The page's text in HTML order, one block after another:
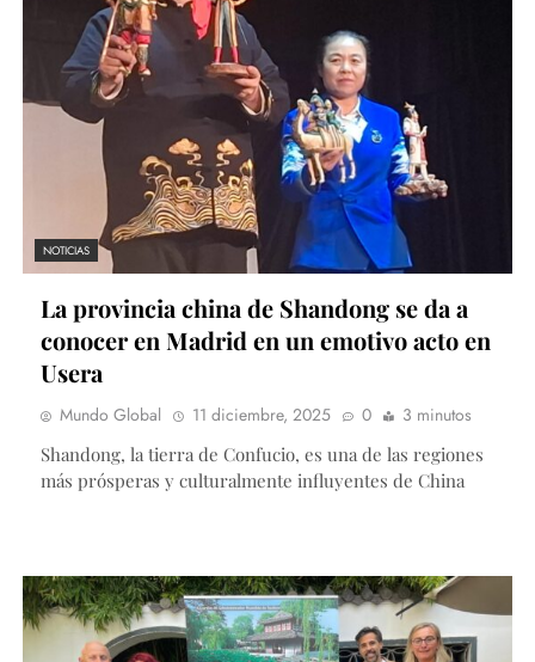
NOTICIAS
La provincia china de Shandong se da a
conocer en Madrid en un emotivo acto en
Usera
Mundo Global 11 diciembre, 2025 0
3 minutos
Shandong, la tierra de Confucio, es una de las regiones
más prósperas y culturalmente influyentes de China